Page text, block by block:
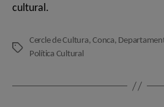
cultural.
Etiquetes
Cercle de Cultura,Conca,
Política Cultural